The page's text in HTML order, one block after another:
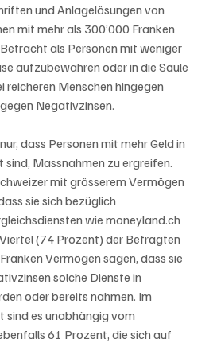
und Anlagelösungen von
mit mehr als 300’000 Franken
als Personen mit weniger
aufzubewahren oder in die Säule
reicheren Menschen hingegen
Negativzinsen.
dass Personen mit mehr Geld in
sind, Massnahmen zu ergreifen.
mit grösserem Vermögen
sie sich bezüglich
wie moneyland.ch
(74 Prozent) der Befragten
Vermögen sagen, dass sie
solche Dienste in
oder bereits nahmen. Im
sind es unabhängig vom
61 Prozent, die sich auf